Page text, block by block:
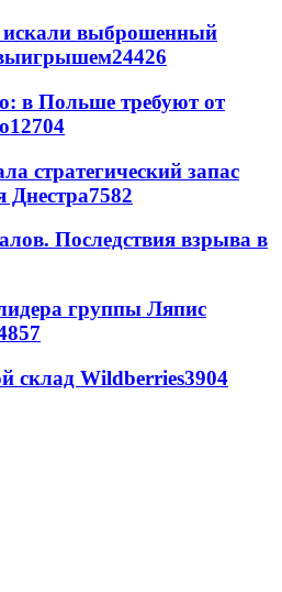
искали выброшенный
24426
в Польше требуют от
12704
стратегический запас
Днестра7582
Последствия взрыва в
группы Ляпис
склад Wildberries3904